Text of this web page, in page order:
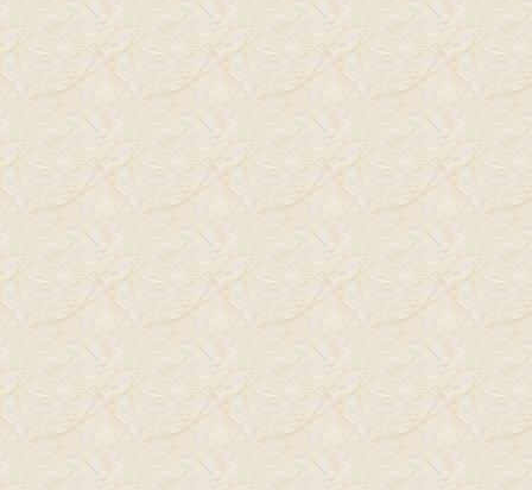
לכל דרישות ילדיה.
שמחה אמיתית אינה תלויה בתשומת ליבם של אחרים אלא
יש לנו, לכולנו בחיינו כהורים מספיק מקרים שבהם נבחנת
יכולתנו לראות מעבר לדברים, ושם לעיתים אנחנו שוכחים את
אביא דוגמא: הילד הקטן מנסה לחקור את המציאות בבית ותוך
כדי חקירה הוא מנסה לשפוך משקה לכוס,